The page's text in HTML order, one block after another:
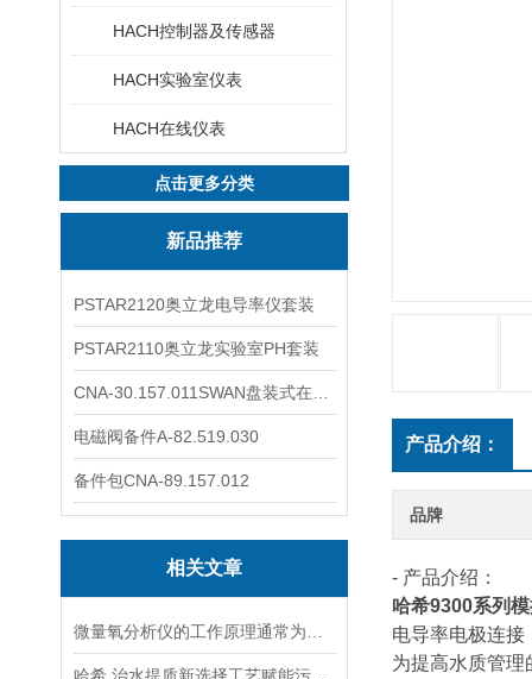
HACH控制器及传感器
HACH实验室仪表
HACH在线仪表
点击更多分类
新品推荐
PSTAR2120奥立龙电导率仪套装
PSTAR2110奥立龙实验室PH套装
电磁阀备件A-82.519.030
备件包CNA-89.157.012
相关文章
产品介绍：
品牌
- 产品介绍：
哈希9300系列
电导率电极连
为提高水质管理